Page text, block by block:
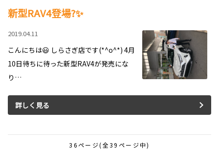
新型RAV4登場?✨
2019.04.11
こんにちは😃 しらさぎ店です(*^o^*) 4月
10日待ちに待った新型RAV4が発売にな
り…
詳しく見る
36ページ(全39ページ中)